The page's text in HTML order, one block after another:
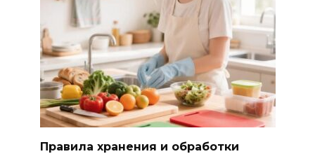
Правила хранения и обработки